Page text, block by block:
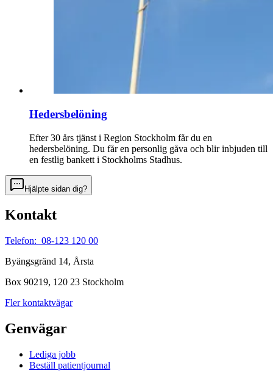
Hedersbelöning
Efter 30 års tjänst i Region Stockholm får du en
hedersbelöning. Du får en personlig gåva och blir inbjuden till
en festlig bankett i Stockholms Stadhus.
Hjälpte sidan dig?
Kontakt
Telefon: 08-123 120 00
Byängsgränd 14, Årsta
Box 90219, 120 23 Stockholm
Fler kontaktvägar
Genvägar
Lediga jobb
Beställ patientjournal